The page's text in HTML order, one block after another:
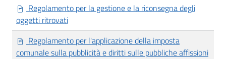
Regolamento per la gestione e la riconsegna degli
oggetti ritrovati
Regolamento per l'applicazione della imposta
comunale sulla pubblicità e diritti sulle pubbliche affissioni